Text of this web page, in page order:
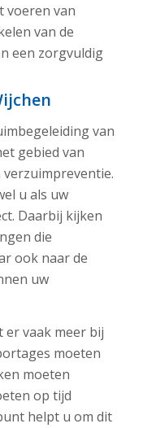
voeren van
van de
een zorgvuldig
van
gebied van
u als uw
Daarbij kijken
die
ook naar de
uw
er vaak meer bij
moeten
moeten
op tijd
helpt u om dit